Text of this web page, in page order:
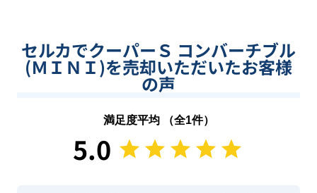
セルカでクーパーＳ コンバーチブル
(ＭＩＮＩ)を売却いただいたお客様
の声
満足度平均 （全1件）
5.0